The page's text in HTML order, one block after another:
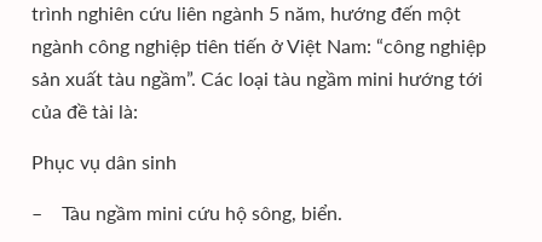
trình nghiên cứu liên ngành 5 năm, hướng đến một
ngành công nghiệp tiên tiến ở Việt Nam: “công nghiệp
sản xuất tàu ngầm”. Các loại tàu ngầm mini hướng tới
của đề tài là:
Phục vụ dân sinh
– Tàu ngầm mini cứu hộ sông, biển.